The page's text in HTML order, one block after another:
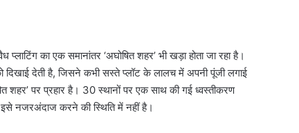
का एक समानांतर ‘अघोषित शहर’ भी खड़ा होता जा रहा है।
देती है, जिसने कभी सस्ते प्लॉट के लालच में अपनी पूंजी लगाई
शहर’ पर प्रहार है। 30 स्थानों पर एक साथ की गई ध्वस्तीकरण
इसे नजरअंदाज करने की स्थिति में नहीं है।